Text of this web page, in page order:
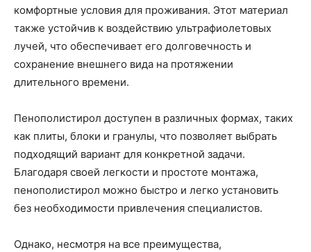
комфортные условия для проживания. Этот материал
также устойчив к воздействию ультрафиолетовых
лучей, что обеспечивает его долговечность и
сохранение внешнего вида на протяжении
длительного времени.
Пенополистирол доступен в различных формах, таких
как плиты, блоки и гранулы, что позволяет выбрать
подходящий вариант для конкретной задачи.
Благодаря своей легкости и простоте монтажа,
пенополистирол можно быстро и легко установить
без необходимости привлечения специалистов.
Однако, несмотря на все преимущества,